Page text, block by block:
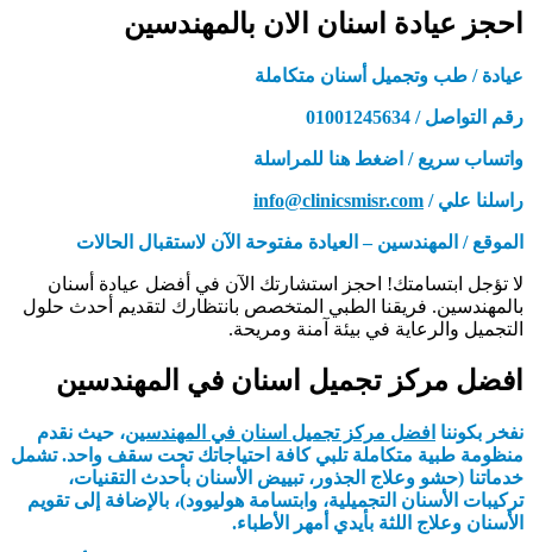
احجز عيادة اسنان الان بالمهندسين
عيادة / طب وتجميل أسنان متكاملة
رقم التواصل / 01001245634
واتساب سريع / اضغط هنا للمراسلة
راسلنا علي / info@clinicsmisr.com
الموقع / المهندسين – العيادة مفتوحة الآن لاستقبال الحالات
لا تؤجل ابتسامتك! احجز استشارتك الآن في أفضل عيادة أسنان
بالمهندسين. فريقنا الطبي المتخصص بانتظارك لتقديم أحدث حلول
التجميل والرعاية في بيئة آمنة ومريحة.
افضل مركز تجميل اسنان في المهندسين
نفخر بكوننا افضل مركز تجميل اسنان في المهندسين، حيث نقدم
منظومة طبية متكاملة تلبي كافة احتياجاتك تحت سقف واحد. تشمل
خدماتنا (حشو وعلاج الجذور، تبييض الأسنان بأحدث التقنيات،
تركيبات الأسنان التجميلية، وابتسامة هوليوود)، بالإضافة إلى تقويم
الأسنان وعلاج اللثة بأيدي أمهر الأطباء.